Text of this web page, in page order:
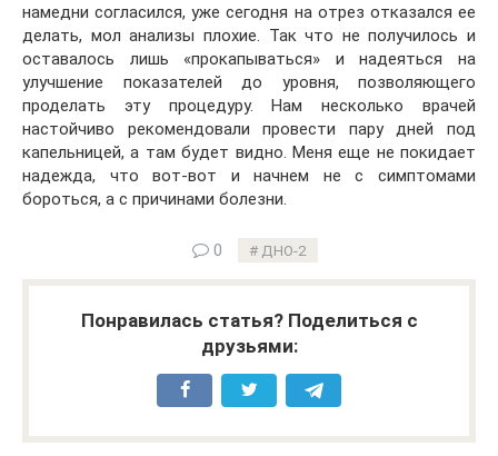
намедни согласился, уже сегодня на отрез отказался ее
делать, мол анализы плохие. Так что не получилось и
оставалось лишь «прокапываться» и надеяться на
улучшение показателей до уровня, позволяющего
проделать эту процедуру. Нам несколько врачей
настойчиво рекомендовали провести пару дней под
капельницей, а там будет видно. Меня еще не покидает
надежда, что вот-вот и начнем не с симптомами
бороться, а с причинами болезни.
0 ДНО-2
Понравилась статья? Поделиться с
друзьями: